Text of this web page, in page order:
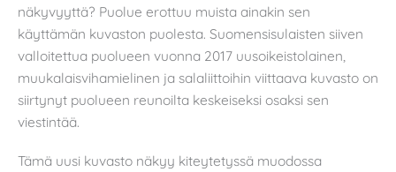
näkyvyyttä? Puolue erottuu muista ainakin sen
käyttämän kuvaston puolesta. Suomensisulaisten siiven
valloitettua puolueen vuonna 2017 uusoikeistolainen,
muukalaisvihamielinen ja salaliittoihin viittaava kuvasto on
siirtynyt puolueen reunoilta keskeiseksi osaksi sen
viestintää.
Tämä uusi kuvasto näkyy kiteytetyssä muodossa